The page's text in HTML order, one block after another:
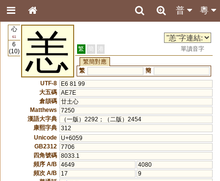
粵
普
心
61
6
(10)
恙 繁 簡 港
單讀音字
繁簡對應
繁
簡
UTF-8
E6 81 99
大五碼 AE7E
倉頡碼 廿土心
Matthews
7250
漢語大字典
（一版）2292；（二版）2454
康熙字典 312
Unicode
U+6059
GB2312
7706
四角號碼 8033.1
頻序 A/B
4649
4080
頻次 A/B
17
9